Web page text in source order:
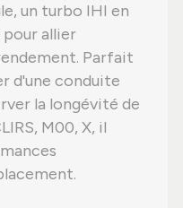
un turbo IHI en
pour allier
Parfait
d'une conduite
la longévité de
M00, X, il